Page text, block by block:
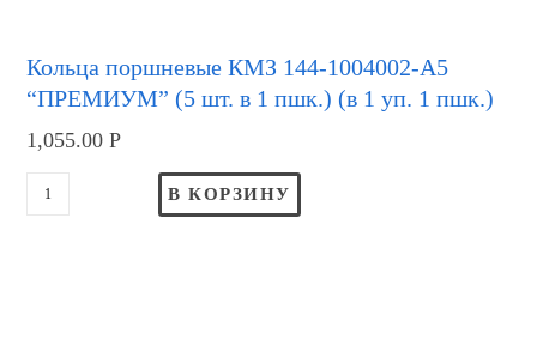
Кольца поршневые КМЗ 144-1004002-А5
“ПРЕМИУМ” (5 шт. в 1 пшк.) (в 1 уп. 1 пшк.)
1,055.00Р
В КОРЗИНУ